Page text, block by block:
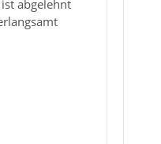
abgelehnt